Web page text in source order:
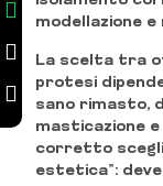
modellazione
La scelta tra
protesi
sano rimasto,
masticazione
corretto
estetica”: